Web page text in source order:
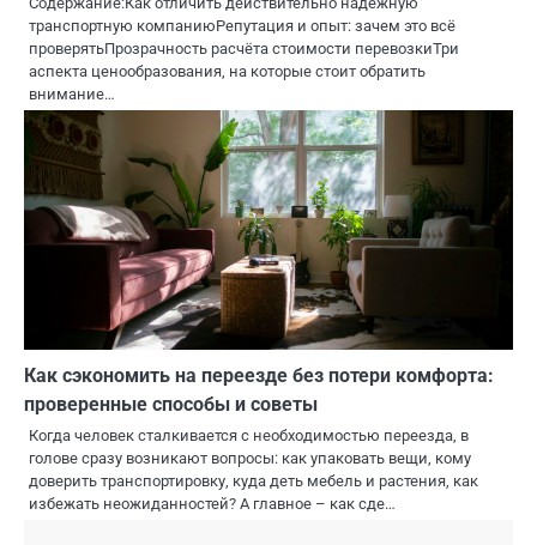
транспортную компаниюРепутация и опыт: зачем это всё
проверятьПрозрачность расчёта стоимости перевозкиТри
аспекта ценообразования, на которые стоит обратить
внимание…
Как сэкономить на переезде без потери комфорта:
проверенные способы и советы
Когда человек сталкивается с необходимостью переезда, в
голове сразу возникают вопросы: как упаковать вещи, кому
доверить транспортировку, куда деть мебель и растения, как
избежать неожиданностей? А главное – как сде…